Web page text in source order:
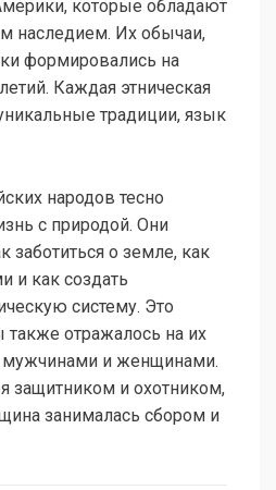
которые обладают
наследием. Их обычаи,
формировались на
Каждая этническая
традиции, язык
народов тесно
с природой. Они
заботиться о земле, как
и как создать
систему. Это
отражалось на их
и женщинами.
защитником и охотником,
занималась сбором и